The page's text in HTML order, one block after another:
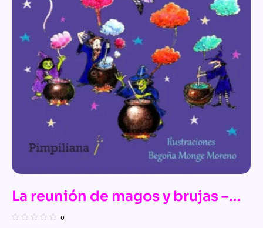
La reunión de magos y brujas –
n.º 11 de Las mágicas aventuras
0